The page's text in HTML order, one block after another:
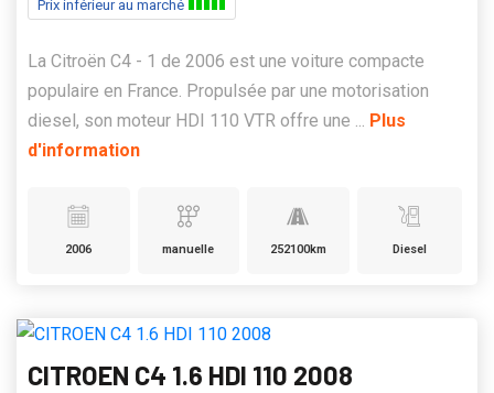
Prix inférieur au marché
La Citroën C4 - 1 de 2006 est une voiture compacte
populaire en France. Propulsée par une motorisation
diesel, son moteur HDI 110 VTR offre une ... Plus
d'information
2006 manuelle 252100km Diesel
CITROEN C4 1.6 HDI 110 2008